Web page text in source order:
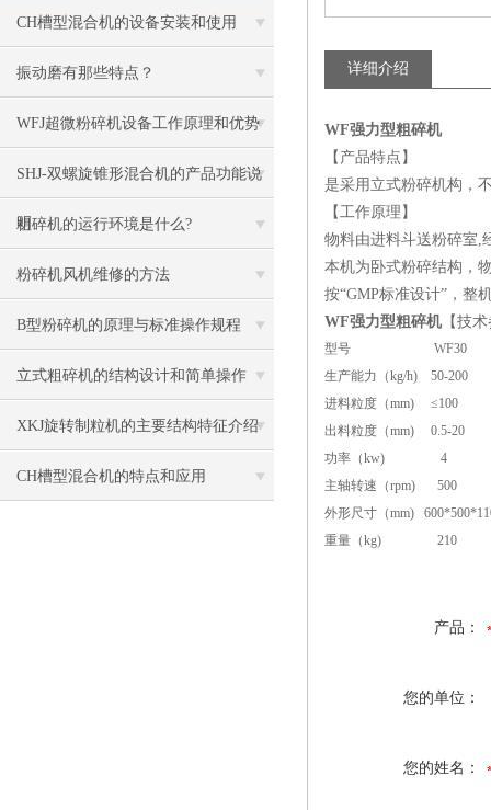
CH槽型混合机的设备安装和使用
振动磨有那些特点？
WFJ超微粉碎机设备工作原理和优势
SHJ-双螺旋锥形混合机的产品功能说
明
粗碎机的运行环境是什么?
粉碎机风机维修的方法
B型粉碎机的原理与标准操作规程
立式粗碎机的结构设计和简单操作
XKJ旋转制粒机的主要结构特征介绍
CH槽型混合机的特点和应用
详细介绍
WF强力型粗碎机
【产品特点】
是采用立式粉碎机构，
【工作原理】
物料由进料斗送粉碎室,
本机为卧式粉碎结构，
按“GMP标准设计”，整
WF强力型粗碎机【技
型号
WF30
生产能力（kg/h) 50-200
进料粒度（mm)
≤100
出料粒度（mm)
0.5-20
功率（kw)
4
主轴转速（rpm)
500
外形尺寸（mm)
重量（kg)
210
产品：
您的单位：
您的姓名：